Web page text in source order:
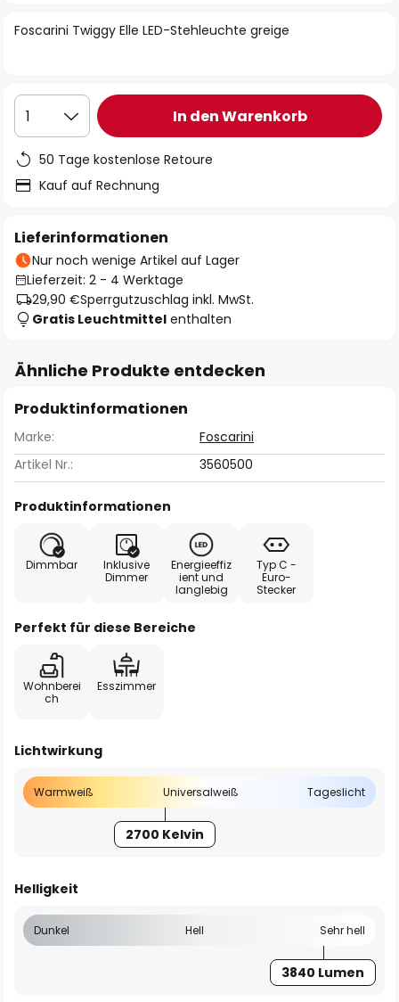
Foscarini Twiggy Elle LED-Stehleuchte greige
1 In den Warenkorb
50 Tage kostenlose Retoure
Kauf auf Rechnung
Lieferinformationen
Nur noch wenige Artikel auf Lager
Lieferzeit: 2 - 4 Werktage
29,90 €Sperrgutzuschlag inkl. MwSt.
Gratis Leuchtmittel enthalten
Ähnliche Produkte entdecken
Produktinformationen
Marke:
Foscarini
Artikel Nr.:
3560500
Produktinformationen
Dimmbar
Inklusive
Dimmer
Energieeffiz
ient und
langlebig
Typ C -
Euro-
Stecker
Perfekt für diese Bereiche
Wohnberei
ch
Esszimmer
Lichtwirkung
Warmweiß Universalweiß Tageslicht
2700 Kelvin
Helligkeit
Dunkel Hell Sehr hell
3840 Lumen